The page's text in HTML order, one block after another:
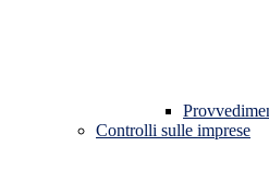
Controlli sulle imprese